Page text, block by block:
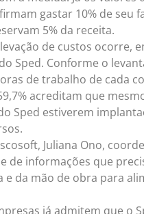
gastar 10% de
5% da receita.
de custos ocorre,
Sped. Conforme o
de trabalho de cada
acreditam que
Sped estiverem
Juliana Ono,
de informações que
da mão de obra para
já admitem que o